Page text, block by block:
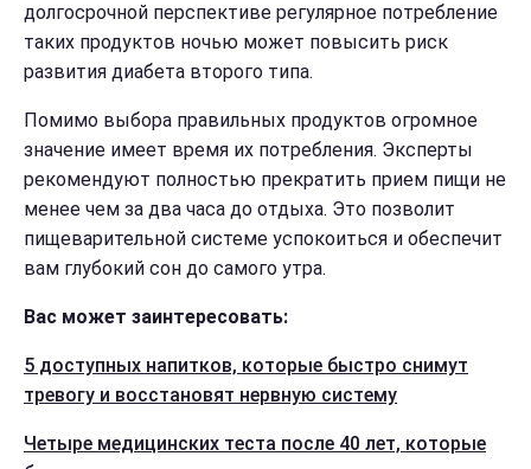
долгосрочной перспективе регулярное потребление
таких продуктов ночью может повысить риск
развития диабета второго типа.
Помимо выбора правильных продуктов огромное
значение имеет время их потребления. Эксперты
рекомендуют полностью прекратить прием пищи не
менее чем за два часа до отдыха. Это позволит
пищеварительной системе успокоиться и обеспечит
вам глубокий сон до самого утра.
Вас может заинтересовать:
5 доступных напитков, которые быстро снимут
тревогу и восстановят нервную систему
Четыре медицинских теста после 40 лет, которые